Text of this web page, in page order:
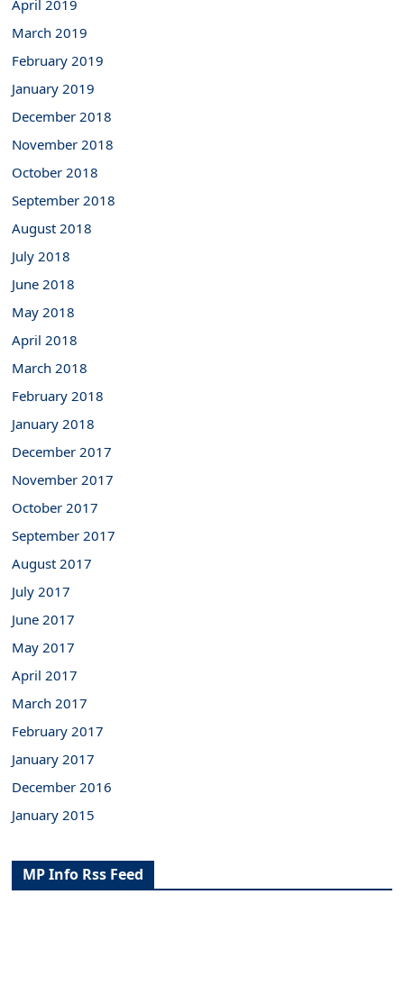
April 2019
March 2019
February 2019
January 2019
December 2018
November 2018
October 2018
September 2018
August 2018
July 2018
June 2018
May 2018
April 2018
March 2018
February 2018
January 2018
December 2017
November 2017
October 2017
September 2017
August 2017
July 2017
June 2017
May 2017
April 2017
March 2017
February 2017
January 2017
December 2016
January 2015
MP Info Rss Feed